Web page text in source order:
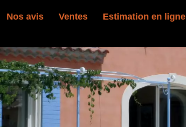
Nos avis Ventes Estimation en ligne